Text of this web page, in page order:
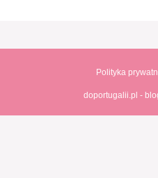
Polityka
doportugalii.pl -